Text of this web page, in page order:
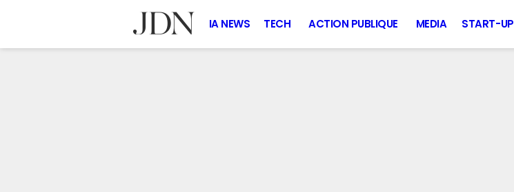
IA NEWS TECH ACTION PUBLIQUE MEDIA START-UP